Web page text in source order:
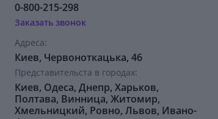
0-800-215-298
Заказать звонок
Адреса:
Киев, Червоноткацька, 46
Представительста в городах:
Киев, Одеса, Днепр, Харьков,
Полтава, Винница, Житомир,
Хмельницкий, Ровно, Львов, Ивано-